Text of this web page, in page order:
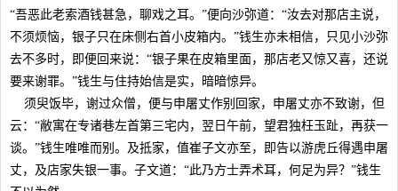
“吾恶此老索酒钱甚急，聊戏之耳。”便向沙弥道：“汝去对那店主说，
不须烦恼，银子只在床侧右首小皮箱内。”钱生亦未相信，只见小沙弥
去不多时，即便回来说：“银子果在皮箱里面，那店老又惊又喜，还说
要来谢罪。”钱生与住持始信是实，暗暗惊异。
须臾饭毕，谢过众僧，便与申屠丈作别回家，申屠丈亦不致谢，但
云：“敝寓在专诸巷左首第三宅内，翌日午前，望君独枉玉趾，再获一
谈。”钱生唯唯而别。及抵家，值崔子文亦至，即告以游虎丘得遇申屠
丈，及店家失银一事。子文道：“此乃方士弄术耳，何足为异？”钱生